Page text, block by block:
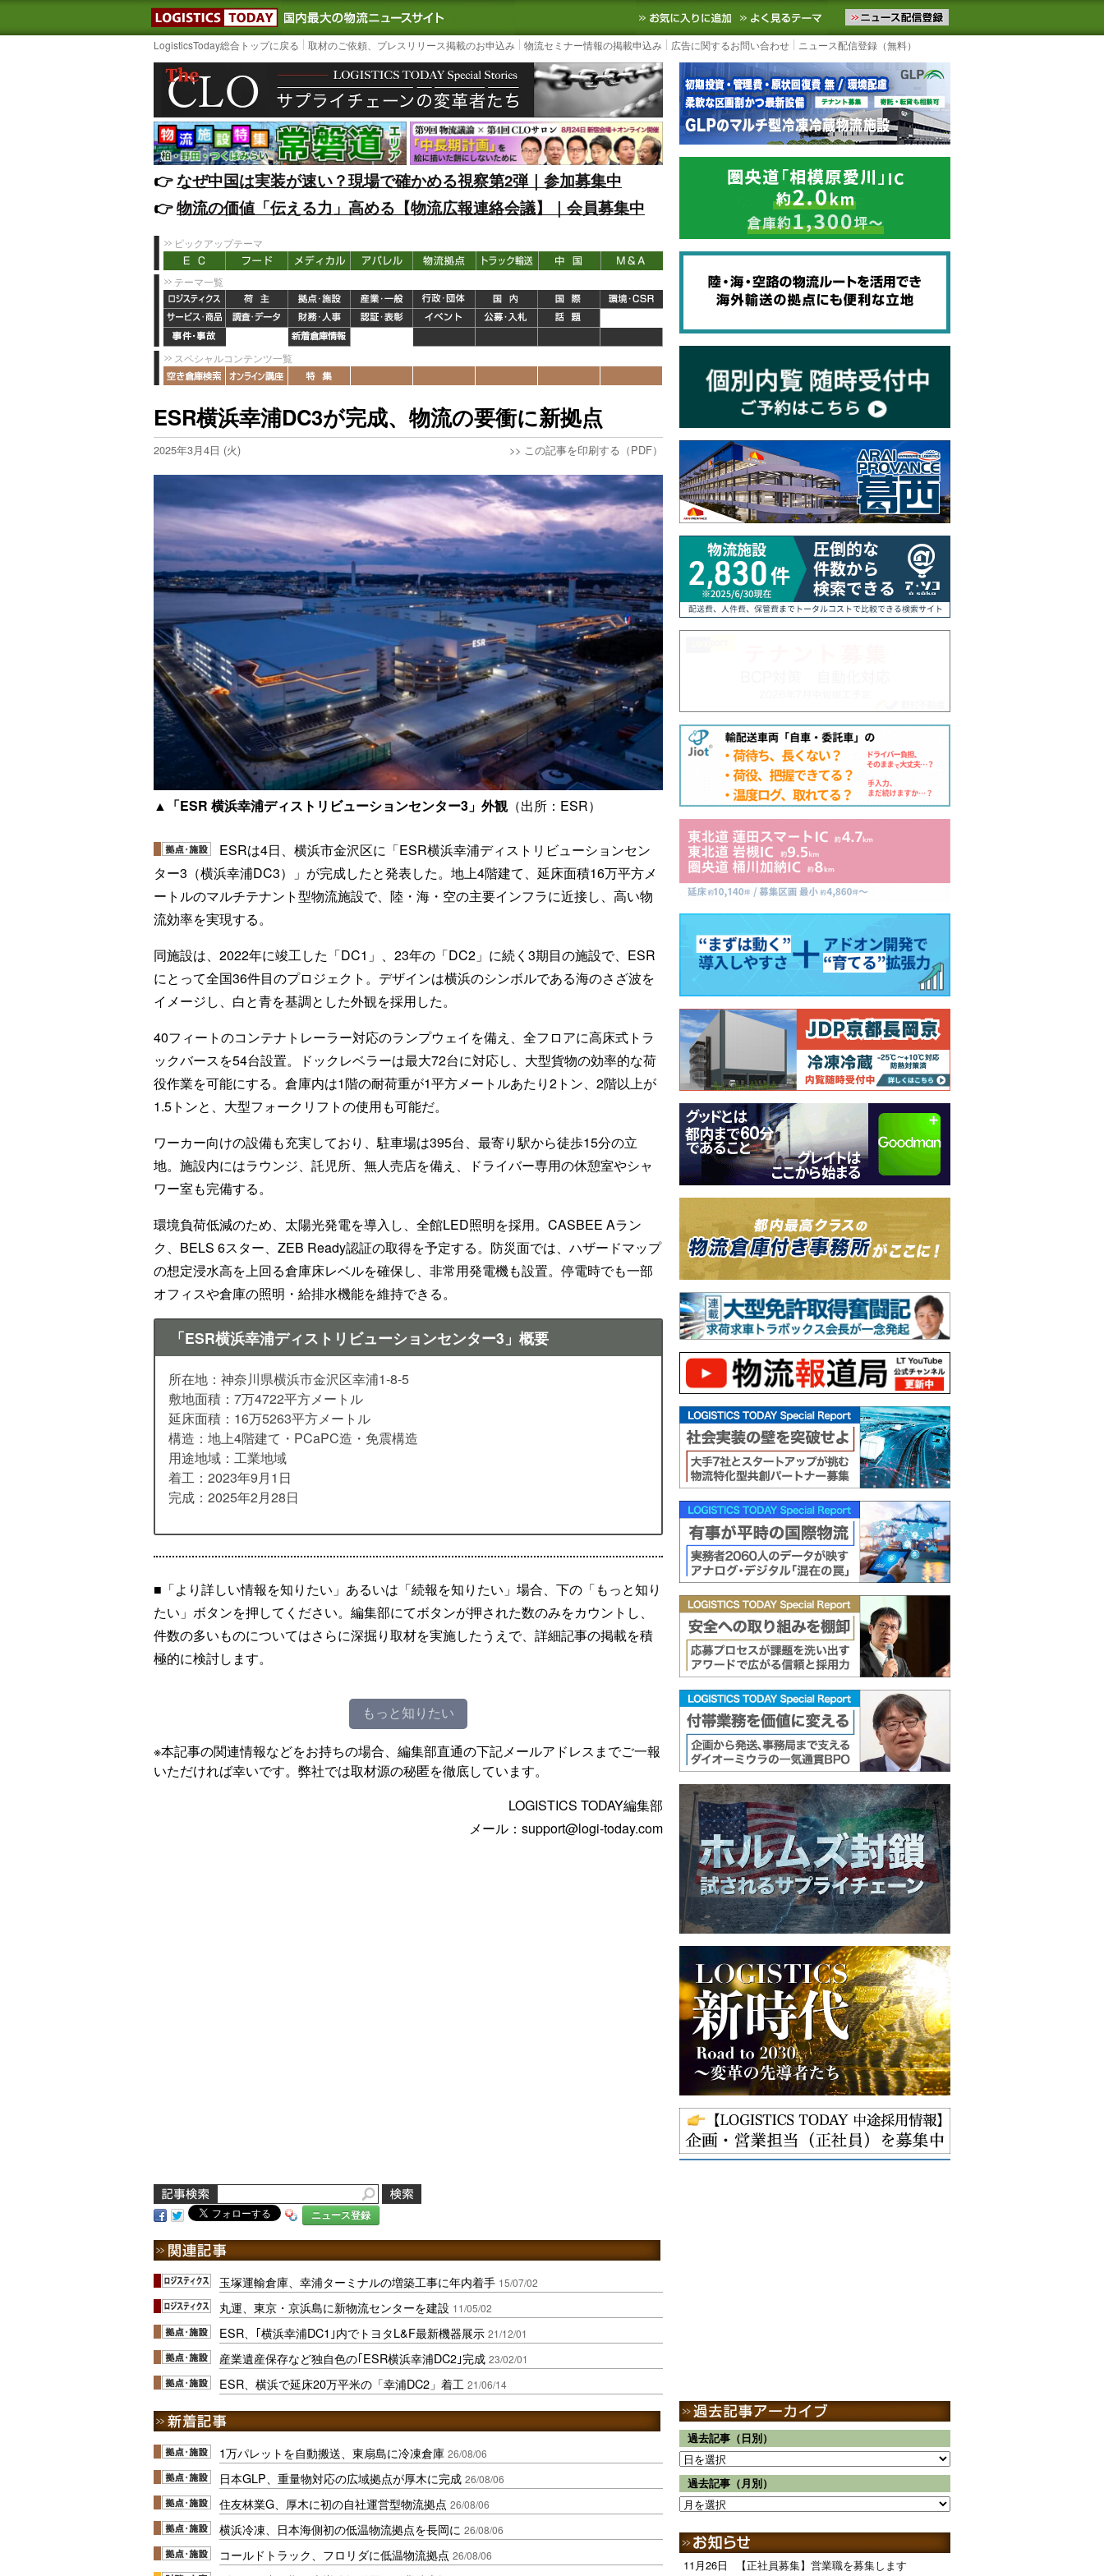
LOGISTICS TODAY｜国内最大の物流ニュースサイト3PL, SCMなど国内外の最新の物流ニュースをお届けします。物流ニュースメール配信を登録す
お気に入りに追加 よく見るテーマ
LogisticsToday総合トップに戻る 取材のご依頼、プレスリリース掲載のお申込み 物流セミナー情報の掲載申込み 広告に関するお問い合わせ ニュース配信登録（無料）
👉️なぜ中国は実装が速い？現場で確かめる視察第2弾｜参加募集中
👉️物流の価値「伝える力」高める【物流広報連絡会議】｜会員募集中
ピックアップテーマ
テーマ一覧
スペシャルコンテンツ一覧
ESR横浜幸浦DC3が完成、物流の要衝に新拠点
2025年3月4日 (火) >> この記事を印刷する（PDF）
▲「ESR 横浜幸浦ディストリビューションセンター3」外観（出所：ESR）
ESRは4日、横浜市金沢区に「ESR横浜幸浦ディストリビューションセン
ター3（横浜幸浦DC3）」が完成したと発表した。地上4階建て、延床面積16万平方メ
ートルのマルチテナント型物流施設で、陸・海・空の主要インフラに近接し、高い物
流効率を実現する。
同施設は、2022年に竣工した「DC1」、23年の「DC2」に続く3期目の施設で、ESR
にとって全国36件目のプロジェクト。デザインは横浜のシンボルである海のさざ波を
イメージし、白と青を基調とした外観を採用した。
40フィートのコンテナトレーラー対応のランプウェイを備え、全フロアに高床式トラ
ックバースを54台設置。ドックレベラーは最大72台に対応し、大型貨物の効率的な荷
役作業を可能にする。倉庫内は1階の耐荷重が1平方メートルあたり2トン、2階以上が
1.5トンと、大型フォークリフトの使用も可能だ。
ワーカー向けの設備も充実しており、駐車場は395台、最寄り駅から徒歩15分の立
地。施設内にはラウンジ、託児所、無人売店を備え、ドライバー専用の休憩室やシャ
ワー室も完備する。
環境負荷低減のため、太陽光発電を導入し、全館LED照明を採用。CASBEE Aラン
ク、BELS 6スター、ZEB Ready認証の取得を予定する。防災面では、ハザードマップ
の想定浸水高を上回る倉庫床レベルを確保し、非常用発電機も設置。停電時でも一部
オフィスや倉庫の照明・給排水機能を維持できる。
「ESR横浜幸浦ディストリビューションセンター3」概要
所在地：神奈川県横浜市金沢区幸浦1-8-5
敷地面積：7万4722平方メートル
延床面積：16万5263平方メートル
構造：地上4階建て・PCaPC造・免震構造
用途地域：工業地域
着工：2023年9月1日
完成：2025年2月28日
■「より詳しい情報を知りたい」あるいは「続報を知りたい」場合、下の「もっと知り
たい」ボタンを押してください。編集部にてボタンが押された数のみをカウントし、
件数の多いものについてはさらに深掘り取材を実施したうえで、詳細記事の掲載を積
極的に検討します。
もっと知りたい
※本記事の関連情報などをお持ちの場合、編集部直通の下記メールアドレスまでご一報
いただければ幸いです。弊社では取材源の秘匿を徹底しています。
LOGISTICS TODAY編集部
メール：support@logi-today.com
ニュース登録
玉塚運輸倉庫、幸浦ターミナルの増築工事に年内着手 15/07/02
丸運、東京・京浜島に新物流センターを建設 11/05/02
ESR、｢横浜幸浦DC1｣内でトヨタL&F最新機器展示 21/12/01
産業遺産保存など独自色の｢ESR横浜幸浦DC2｣完成 23/02/01
ESR、横浜で延床20万平米の「幸浦DC2」着工 21/06/14
1万パレットを自動搬送、東扇島に冷凍倉庫 26/08/06
日本GLP、重量物対応の広域拠点が厚木に完成 26/08/06
住友林業G、厚木に初の自社運営型物流拠点 26/08/06
横浜冷凍、日本海側初の低温物流拠点を長岡に 26/08/06
コールドトラック、フロリダに低温物流拠点 26/08/06
過去記事（日別）
過去記事（月別）
11月26日 【正社員募集】営業職を募集します